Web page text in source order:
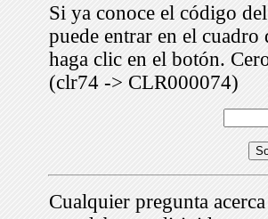
Si ya conoce el código
puede entrar en el
haga clic en el botón.
(clr74 -> CLR000074)
Cualquier pregunta